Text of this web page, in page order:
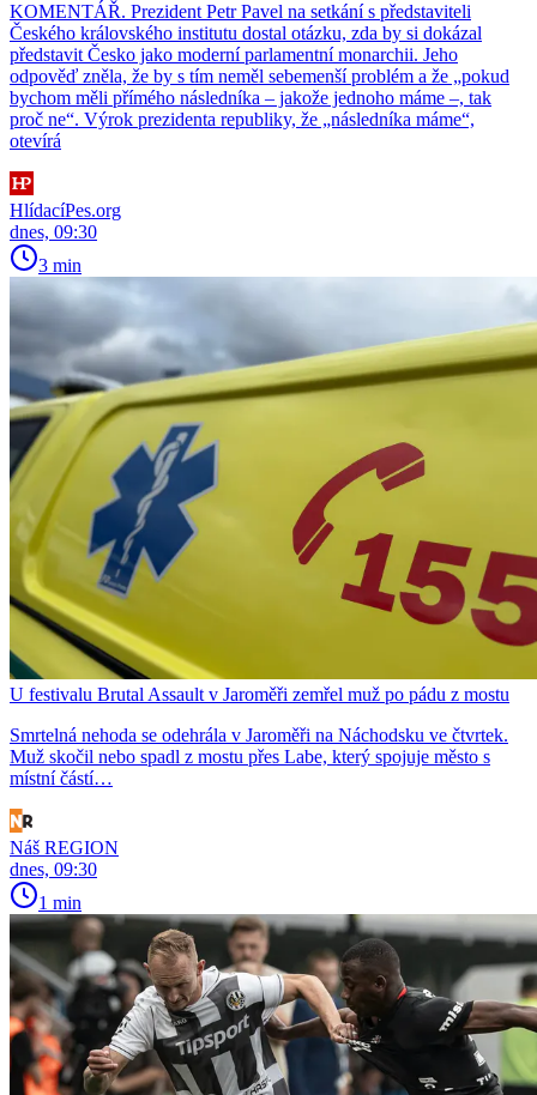
KOMENTÁŘ. Prezident Petr Pavel na setkání s představiteli
Českého královského institutu dostal otázku, zda by si dokázal
představit Česko jako moderní parlamentní monarchii. Jeho
odpověď zněla, že by s tím neměl sebemenší problém a že „pokud
bychom měli přímého následníka – jakože jednoho máme –, tak
proč ne“. Výrok prezidenta republiky, že „následníka máme“,
otevírá
HlídacíPes.org
dnes, 09:30
3 min
U festivalu Brutal Assault v Jaroměři zemřel muž po pádu z mostu
Smrtelná nehoda se odehrála v Jaroměři na Náchodsku ve čtvrtek.
Muž skočil nebo spadl z mostu přes Labe, který spojuje město s
místní částí…
Náš REGION
dnes, 09:30
1 min